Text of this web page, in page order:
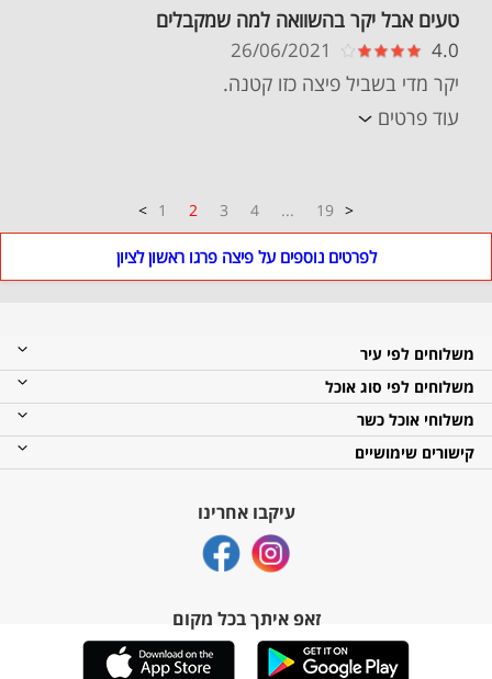
טעים אבל יקר בהשוואה למה שמקבלים
4.0
26/06/2021
יקר מדי בשביל פיצה כזו קטנה.
עוד פרטים
1 2 3 4 ... 19
לפרטים נוספים על פיצה פרגו ראשון לציון
משלוחים לפי עיר
משלוחים לפי סוג אוכל
משלוחי אוכל כשר
קישורים שימושיים
עיקבו אחרינו
זאפ איתך בכל מקום